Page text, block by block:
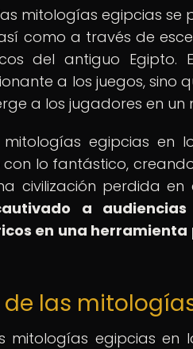
mitologías egipcias
así como a través de
del antiguo Egipto.
a los juegos,
a los jugadores en un
egipcias en
con lo fantástico,
civilización perdida en
a
en una
las
mitologías egipcias